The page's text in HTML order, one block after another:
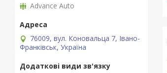
Advance Auto
76009, вул. Коновальца 7, Івано-
Франківськ, Україна